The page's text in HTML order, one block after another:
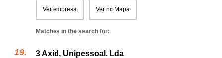
Ver empresa Ver no Mapa
Matches in the search for:
3 Axid, Unipessoal. Lda